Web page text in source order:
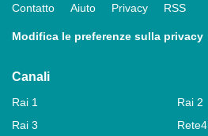
Contatto Aiuto Privacy RSS
Modifica le preferenze sulla privacy
Canali
Rai 1
Rai 2
Rai 3
Rete4